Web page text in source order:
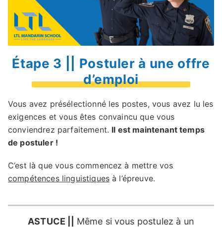
Étape 3 || Postuler à une offre
d’emploi
Vous avez présélectionné les postes, vous avez lu les
exigences et vous êtes convaincu que vous
conviendrez parfaitement. Il est maintenant temps
de postuler !
C’est là que vous commencez à mettre vos
compétences linguistiques à l’épreuve.
ASTUCE || Même si vous postulez à un